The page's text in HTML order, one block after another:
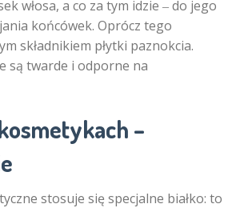
włosa, a co za tym idzie ‒ do jego
końcówek. Oprócz tego
składnikiem płytki paznokcia.
są twarde i odporne na
–
stosuje się specjalne białko: to